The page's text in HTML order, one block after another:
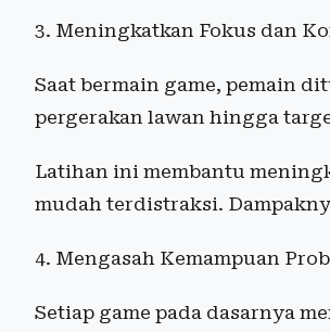
3. Meningkatkan Fokus dan
Saat bermain game, pemain
pergerakan lawan hingga
Latihan ini membantu
mudah terdistraksi.
4. Mengasah Kemampuan
Setiap game pada dasarnya